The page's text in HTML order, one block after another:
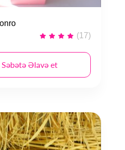
(17)
Səbətə Əlavə et